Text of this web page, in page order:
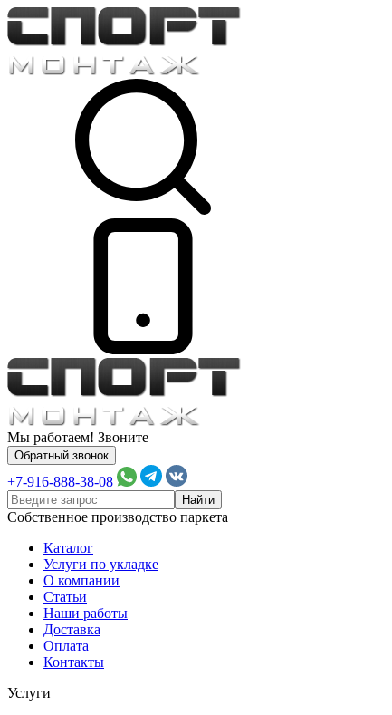
Мы работаем! Звоните
Обратный звонок
+7-916-888-38-08
Собственное производство паркета
Каталог
Услуги по укладке
О компании
Статьи
Наши работы
Доставка
Оплата
Контакты
Услуги